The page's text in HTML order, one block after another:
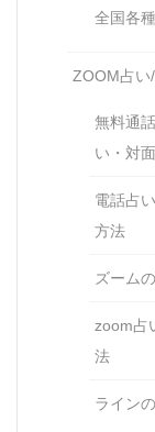
全国各
ZOOM占い
無料通
い・対
電話占
方法
ズーム
zoom
法
ライン